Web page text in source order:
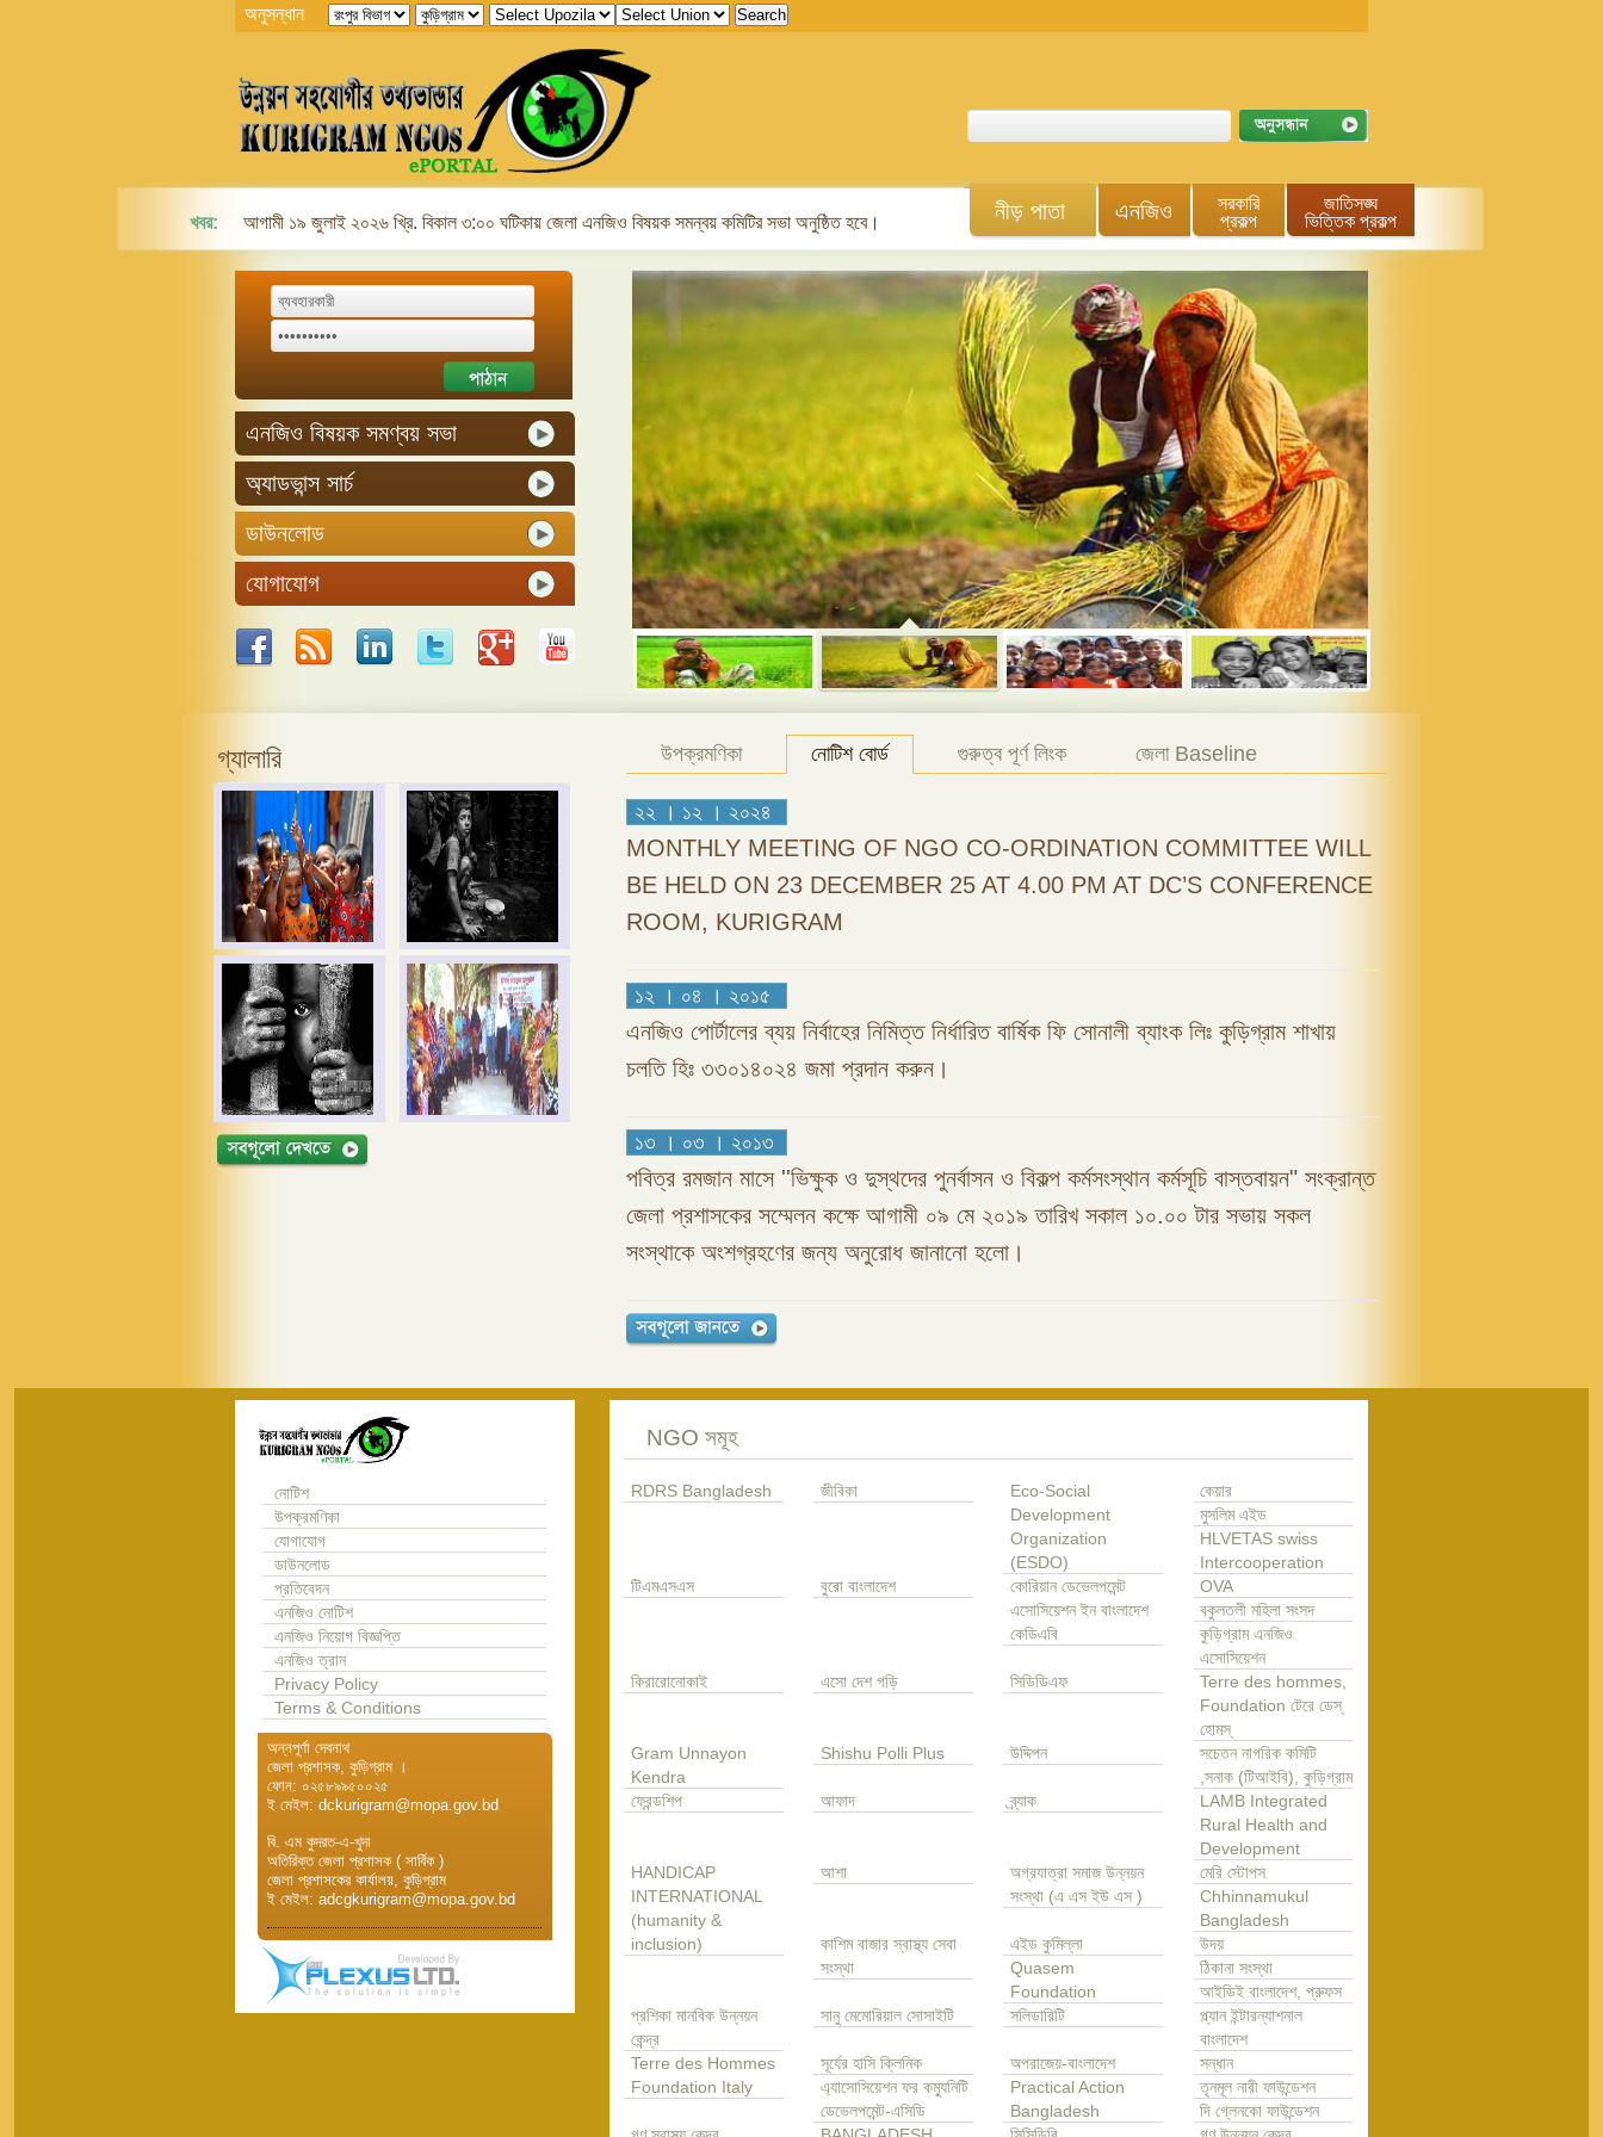
অনুসন্ধান
খবর: আগামী ১৯ জুলাই ২০২৬ খ্রি. বিকাল ৩:০০ ঘটিকায় জেলা এনজিও বিষয়ক সমন্বয় কমিটির সভা অনুষ্ঠিত হবে। নীড় পাতা এনজিও
সরকারি
প্রকল্প
জাতিসঙ্ঘ
ভিত্তিক প্রকল্প
এনজিও বিষয়ক সমণ্বয় সভা
অ্যাডভান্স সার্চ
ডাউনলোড
যোগাযোগ
গ্যালারি উপক্রমণিকা নোটিশ বোর্ড গুরুত্ব পূর্ণ লিংক জেলা Baseline
২২ । ১২ । ২০২৪
MONTHLY MEETING OF NGO CO-ORDINATION COMMITTEE WILL
BE HELD ON 23 DECEMBER 25 AT 4.00 PM AT DC’S CONFERENCE
ROOM, KURIGRAM
১২ । ০৪ । ২০১৫
এনজিও পোর্টালের ব্যয় নির্বাহের নিমিত্ত নির্ধারিত বার্ষিক ফি সোনালী ব্যাংক লিঃ কুড়িগ্রাম শাখায়
চলতি হিঃ ৩৩০১৪০২৪ জমা প্রদান করুন।
১৩ । ০৩ । ২০১৩
পবিত্র রমজান মাসে ''ভিক্ষুক ও দুস্থদের পুনর্বাসন ও বিকল্প কর্মসংস্থান কর্মসূচি বাস্তবায়ন" সংক্রান্ত
জেলা প্রশাসকের সম্মেলন কক্ষে আগামী ০৯ মে ২০১৯ তারিখ সকাল ১০.০০ টার সভায় সকল
সংস্থাকে অংশগ্রহণের জন্য অনুরোধ জানানো হলো।
নোটিশ
উপক্রমণিকা
যোগাযোগ
ডাউনলোড
প্রতিবেদন
এনজিও নোটিশ
এনজিও নিয়োগ বিজ্ঞপ্তি
এনজিও ত্রান
Privacy Policy
Terms & Conditions
অন্নপূর্ণা দেবনাথ
জেলা প্রশাসক, কুড়িগ্রাম ।
ফোন: ০২৫৮৯৯৫০০২৫
ই মেইল: dckurigram@mopa.gov.bd
বি. এম কুদরত-এ-খুদা
অতিরিক্ত জেলা প্রশাসক ( সার্বিক )
জেলা প্রশাসকের কার্যালয়, কুড়িগ্রাম
ই মেইল: adcgkurigram@mopa.gov.bd
NGO সমূহ
RDRS Bangladesh জীবিকা
Eco-Social
Development
Organization
(ESDO)
কেয়ার
মুসলিম এইড
HLVETAS swiss
Intercooperation
টিএমএসএস
বুরো বাংলাদেশ
কোরিয়ান ডেভেলপমেন্ট
এসোসিয়েশন ইন বাংলাদেশ
কেডিএবি
OVA
বকুলতলী মহিলা সংসদ
কুড়িগ্রাম এনজিও
এসোসিয়েশন
কিরারোনোকাই
এসো দেশ গড়ি সিডিডিএফ
Terre des hommes,
Foundation টেরে ডেস্
হোমস্
Gram Unnayon
Kendra
Shishu Polli Plus উদ্দিপন
সচেতন নাগরিক কমিটি
,সনাক (টিআইবি), কুড়িগ্রাম
ফ্রেন্ডশিপ
আফাদ ব্র্যাক
LAMB Integrated
Rural Health and
Development
HANDICAP
INTERNATIONAL
(humanity &
inclusion)
আশা
অগ্রযাত্রা সমাজ উন্নয়ন
সংস্থা (এ এস ইউ এস )
মেরি স্টোপস
Chhinnamukul
Bangladesh
কাশিম বাজার স্বাস্থ্য সেবা
সংস্থা
এইড কুমিল্লা
উদয়
Quasem
Foundation
ঠিকানা সংস্থা
আইডিই বাংলাদেশ, প্রুফস
প্রশিকা মানবিক উন্নয়ন
কেন্দ্র
সানু মেমোরিয়াল সোসাইটি সলিডারিটি
প্ল্যান ইন্টারন্যাশনাল
বাংলাদেশ
Terre des Hommes
Foundation Italy
সূর্যের হাসি ক্লিনিক অপরাজেয়-বাংলাদেশ
সন্ধান
এ্যাসোসিয়েশন ফর কম্যুনিটি
ডেভেলপমেন্ট-এসিডি
Practical Action
Bangladesh
তৃনমূল নারী ফাউন্ডেশন
দি গ্লেনকো ফাউন্ডেশন